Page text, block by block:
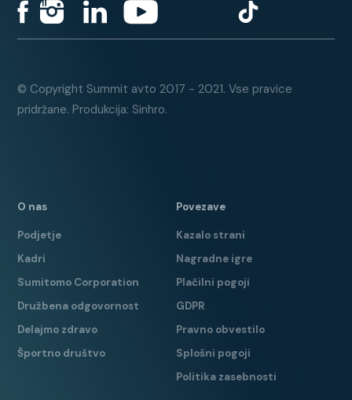
© Copyright Summit avto 2017 - 2021. Vse pravice
pridržane. Produkcija: Sinhro.
O nas
Podjetje
Kadri
Sumitomo Corporation
Družbena odgovornost
Delajmo zdravo
Športno društvo
Povezave
Kazalo strani
Nagradne igre
Plačilni pogoji
GDPR
Pravno obvestilo
Splošni pogoji
Politika zasebnosti